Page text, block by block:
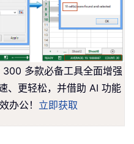
多款必备工具全面增强
、更轻松，并借助 AI 功能
办公！ 立即获取